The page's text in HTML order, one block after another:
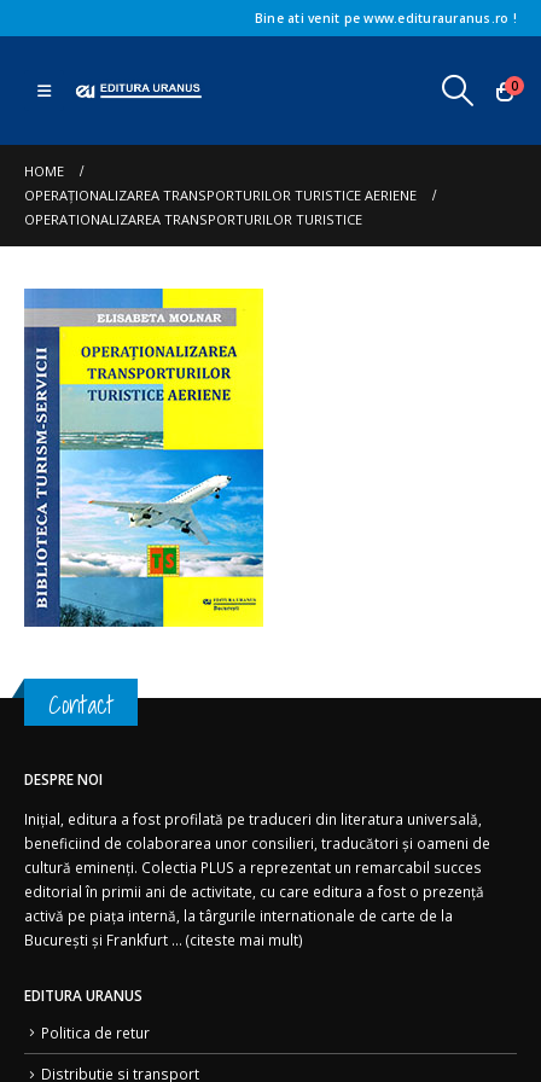
Bine ati venit pe www.editurauranus.ro !
0
HOME
OPERAȚIONALIZAREA TRANSPORTURILOR TURISTICE AERIENE
OPERATIONALIZAREA TRANSPORTURILOR TURISTICE
Contact
DESPRE NOI
Inițial, editura a fost profilată pe traduceri din literatura universală,
beneficiind de colaborarea unor consilieri, traducători și oameni de
cultură eminenți. Colectia PLUS a reprezentat un remarcabil succes
editorial în primii ani de activitate, cu care editura a fost o prezență
activă pe piața internă, la târgurile internationale de carte de la
București și Frankfurt ... (citeste mai mult)
EDITURA URANUS
Politica de retur
Distributie si transport